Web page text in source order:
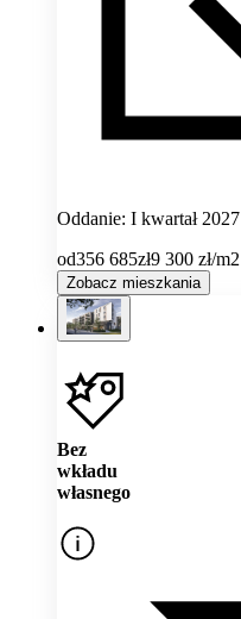
Oddanie: I kwartał 2027
od356 685zł9 300 zł/m2
Zobacz mieszkania
Bez
wkładu
własnego